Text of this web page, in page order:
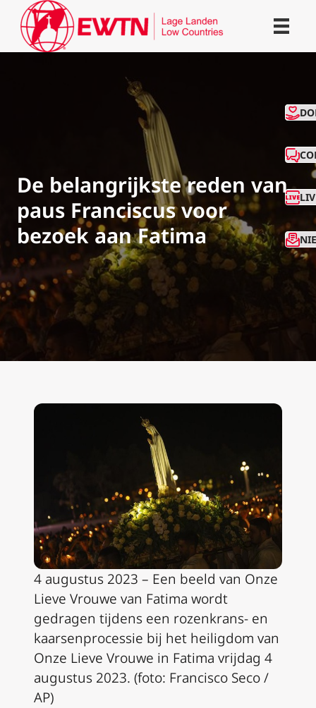
De belangrijkste reden van
paus Franciscus voor
bezoek aan Fatima
4 augustus 2023 – Een beeld van Onze
Lieve Vrouwe van Fatima wordt
gedragen tijdens een rozenkrans- en
kaarsenprocessie bij het heiligdom van
Onze Lieve Vrouwe in Fatima vrijdag 4
augustus 2023. (foto: Francisco Seco /
AP)